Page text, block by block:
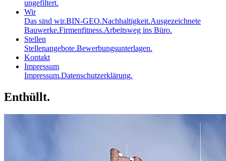
ungefiltert.
Wir
Das sind wir.BIN-GEO.Nachhaltigkeit.Ausgezeichnete
Bauwerke.Firmenfitness.Arbeitsweg ins Büro.
Stellen
Stellenangebote.Bewerbungsunterlagen.
Kontakt
Impressum
Impressum.Datenschutzerklärung.
Enthüllt.